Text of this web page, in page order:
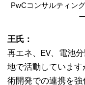
PwCコンサルティン
王氏：
再エネ、EV、電池
地で活動していま
術開発での連携を強